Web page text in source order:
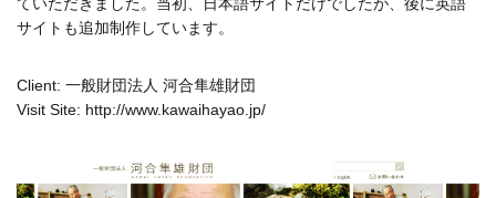
サイトも追加制作しています。
Client: 一般財団法人 河合隼雄財団
Visit Site: http://www.kawaihayao.jp/